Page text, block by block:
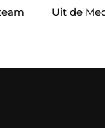
Uit de